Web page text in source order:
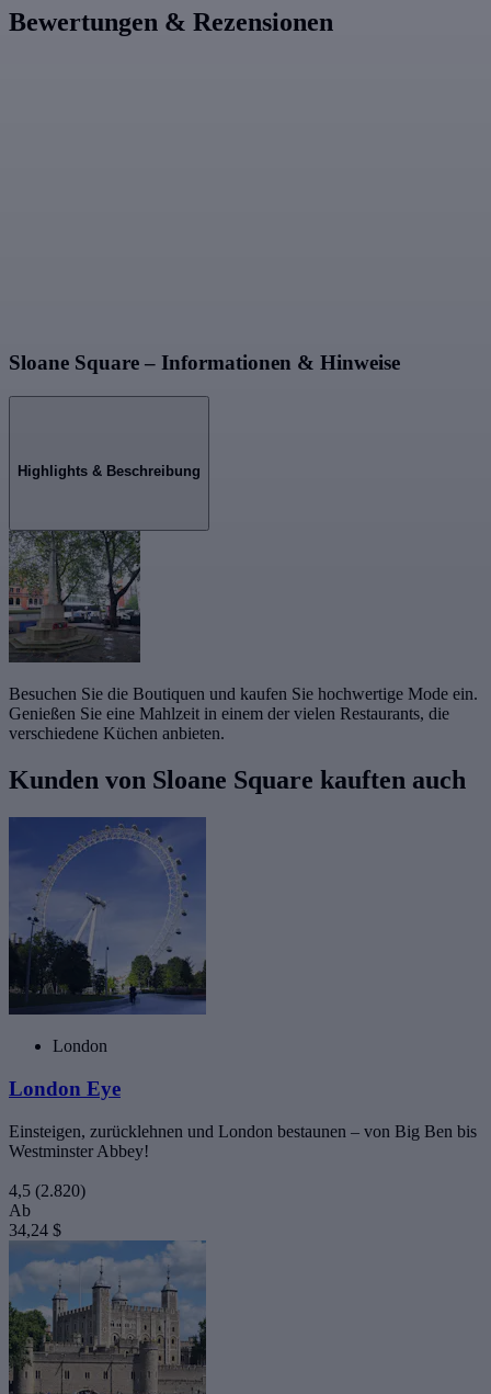
Bewertungen & Rezensionen
Sloane Square – Informationen & Hinweise
Highlights & Beschreibung
Besuchen Sie die Boutiquen und kaufen Sie hochwertige Mode ein.
Genießen Sie eine Mahlzeit in einem der vielen Restaurants, die
verschiedene Küchen anbieten.
Kunden von Sloane Square kauften auch
London
London Eye
Einsteigen, zurücklehnen und London bestaunen – von Big Ben bis
Westminster Abbey!
4,5 (2.820)
Ab
34,24 $